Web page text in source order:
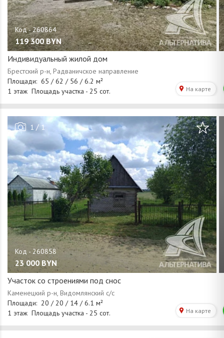
119 300 BYN
Индивидуальный жилой дом
1 / 1
23 000 BYN
Участок со строениями под снос